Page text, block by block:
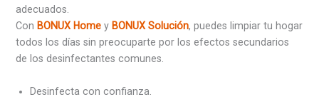
adecuados.
Con BONUX Home y BONUX Solución, puedes limpiar tu hogar
todos los días sin preocuparte por los efectos secundarios
de los desinfectantes comunes.
Desinfecta con confianza.